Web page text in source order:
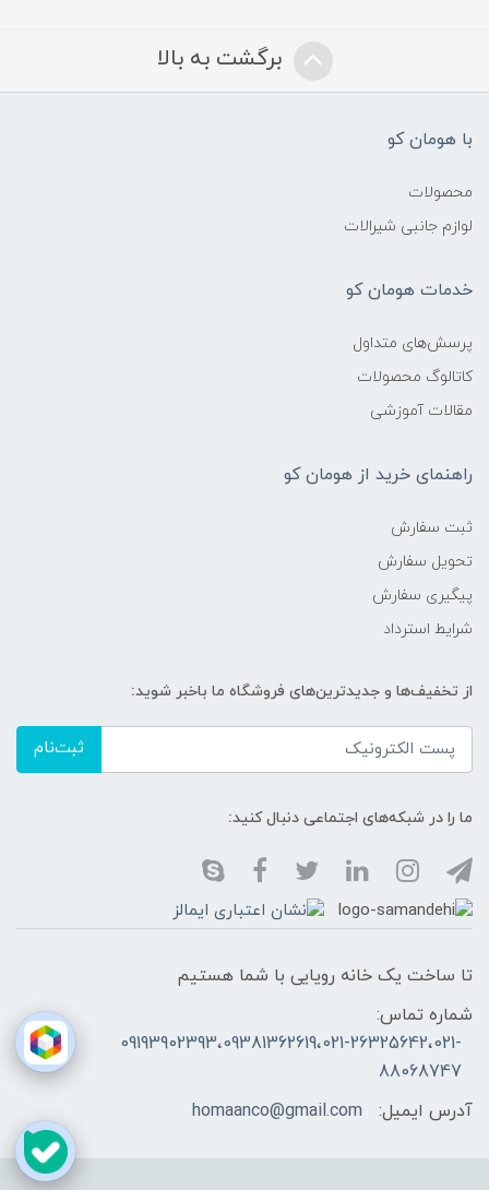
برگشت به بالا
با هومان کو
محصولات
لوازم جانبی شیرالات
خدمات هومان کو
پرسش‌های متداول
کاتالوگ محصولات
مقالات آموزشی
راهنمای خرید از هومان کو
ثبت سفارش
تحویل سفارش
پیگیری سفارش
شرایط استرداد
از تخفیف‌ها و جدیدترین‌های فروشگاه ما باخبر شوید:
ثبت‌نام
ما را در شبکه‌های اجتماعی دنبال کنید:
تا ساخت یک خانه رویایی با شما هستیم
شماره تماس:
09193902393،09381362619،021-26325642،021-
88068747
آدرس ایمیل:
homaanco@gmail.com